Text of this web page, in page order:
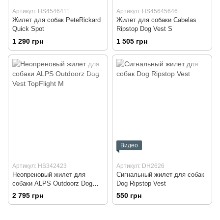
Артикул: HS4546411
Жилет для собак PeteRickard
Quick Spot
1 290 грн
Артикул: HS45645646
Жилет для собаки Cabelas
Ripstop Dog Vest S
1 505 грн
Артикул: HS342423
Неопреновый жилет для
собаки ALPS Outdoorz Dog
Vest TopFlight M
2 795 грн
Видео
Артикул: DH2626
Сигнальный жилет для собак
Dog Ripstop Vest
550 грн